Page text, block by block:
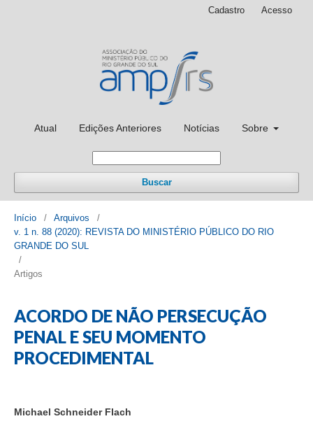
Atual Edições Anteriores Notícias Sobre
Buscar
Cadastro Acesso
Início / Arquivos
/
v. 1 n. 88 (2020): REVISTA DO MINISTÉRIO PÚBLICO DO RIO
GRANDE DO SUL
/
Artigos
ACORDO DE NÃO PERSECUÇÃO
PENAL E SEU MOMENTO
PROCEDIMENTAL
Michael Schneider Flach